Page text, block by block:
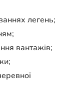
легень;
вантажів;